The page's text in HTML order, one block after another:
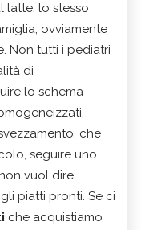
latte, lo stesso
ovviamente
Non tutti i pediatri
di
lo schema
che
seguire uno
vuol dire
piatti pronti. Se ci
che acquistiamo